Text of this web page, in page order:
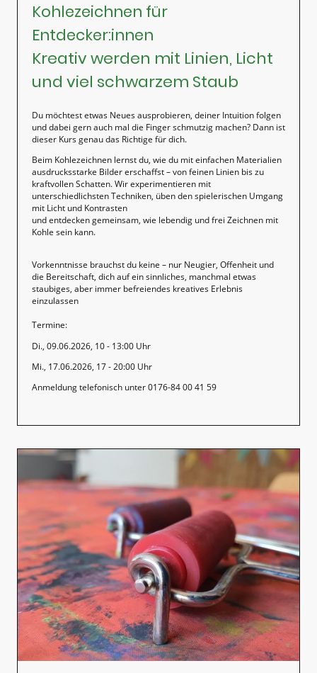
Kohlezeichnen für
Entdecker:innen
Kreativ werden mit Linien, Licht
und viel schwarzem Staub
Du möchtest etwas Neues ausprobieren, deiner Intuition folgen
und dabei gern auch mal die Finger schmutzig machen? Dann ist
dieser Kurs genau das Richtige für dich.
Beim Kohlezeichnen lernst du, wie du mit einfachen Materialien
ausdrucksstarke Bilder erschaffst – von feinen Linien bis zu
kraftvollen Schatten. Wir experimentieren mit
unterschiedlichsten Techniken, üben den spielerischen Umgang
mit Licht und Kontrasten
und entdecken gemeinsam, wie lebendig und frei Zeichnen mit
Kohle sein kann.
Vorkenntnisse brauchst du keine – nur Neugier, Offenheit und
die Bereitschaft, dich auf ein sinnliches, manchmal etwas
staubiges, aber immer befreiendes kreatives Erlebnis
einzulassen
Termine:
Di., 09.06.2026, 10 - 13:00 Uhr
Mi., 17.06.2026, 17 - 20:00 Uhr
Anmeldung telefonisch unter 0176-84 00 41 59